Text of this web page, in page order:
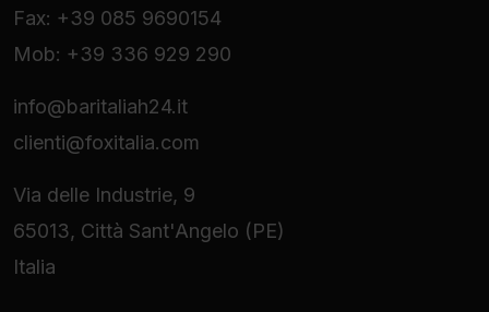
Fax: +39 085 9690154
Mob: +39 336 929 290
info@baritaliah24.it
clienti@foxitalia.com
Via delle Industrie, 9
65013, Città Sant'Angelo (PE)
Italia